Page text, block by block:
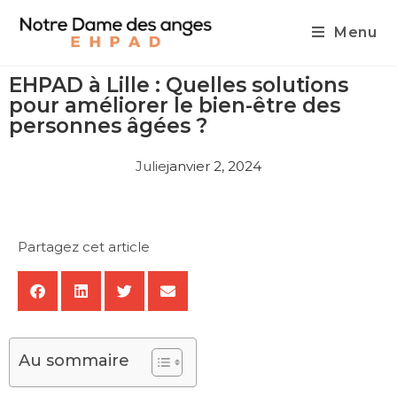
Menu
EHPAD à Lille : Quelles solutions
pour améliorer le bien-être des
personnes âgées ?
Juliejanvier 2, 2024
Partagez cet article
Au sommaire